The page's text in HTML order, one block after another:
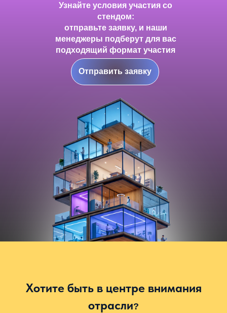
Отправить заявку
Узнайте условия участия со
стендом:
отправьте заявку, и наши
менеджеры подберут для вас
подходящий формат участия
Хотите быть в центре внимания
отрасли?